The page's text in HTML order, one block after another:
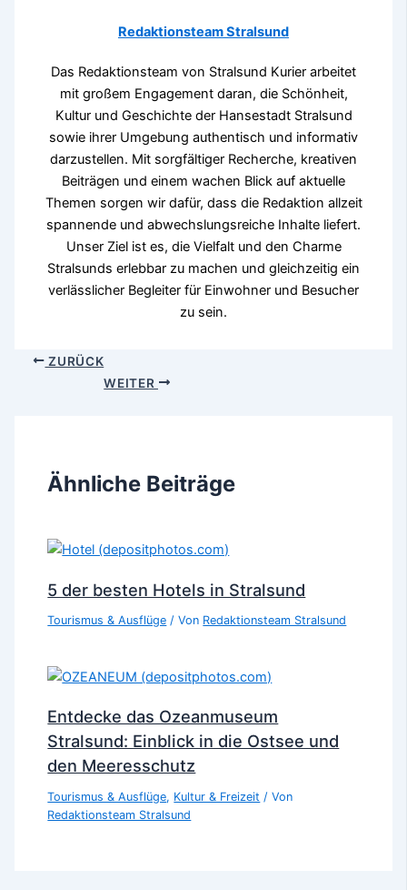
Redaktionsteam Stralsund
Das Redaktionsteam von Stralsund Kurier arbeitet
mit großem Engagement daran, die Schönheit,
Kultur und Geschichte der Hansestadt Stralsund
sowie ihrer Umgebung authentisch und informativ
darzustellen. Mit sorgfältiger Recherche, kreativen
Beiträgen und einem wachen Blick auf aktuelle
Themen sorgen wir dafür, dass die Redaktion allzeit
spannende und abwechslungsreiche Inhalte liefert.
Unser Ziel ist es, die Vielfalt und den Charme
Stralsunds erlebbar zu machen und gleichzeitig ein
verlässlicher Begleiter für Einwohner und Besucher
zu sein.
ZURÜCK
WEITER
Ähnliche Beiträge
5 der besten Hotels in Stralsund
Tourismus & Ausflüge / Von Redaktionsteam Stralsund
Entdecke das Ozeanmuseum
Stralsund: Einblick in die Ostsee und
den Meeresschutz
Tourismus & Ausflüge, Kultur & Freizeit / Von
Redaktionsteam Stralsund